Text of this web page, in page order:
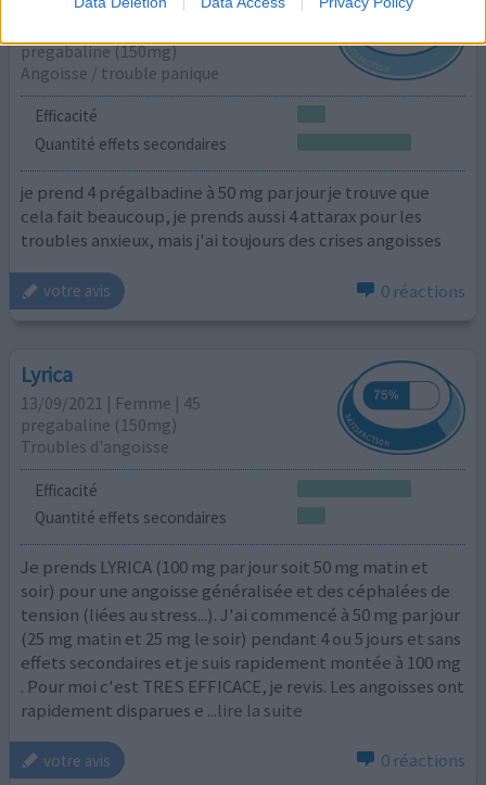
pregabaline (150mg)
Angoisse / trouble panique
Efficacité
Quantité effets secondaires
je prend 4 prégalbadine à 50 mg par jour je trouve que
cela fait beaucoup, je prends aussi 4 attarax pour les
troubles anxieux, mais j'ai toujours des crises angoisses
votre avis 0 réactions
Lyrica
13/09/2021 | Femme | 45
pregabaline (150mg)
Troubles d'angoisse
Efficacité
Quantité effets secondaires
Je prends LYRICA (100 mg par jour soit 50 mg matin et
soir) pour une angoisse généralisée et des céphalées de
tension (liées au stress...). J'ai commencé à 50 mg par jour
(25 mg matin et 25 mg le soir) pendant 4 ou 5 jours et sans
effets secondaires et je suis rapidement montée à 100 mg
. Pour moi c'est TRES EFFICACE, je revis. Les angoisses ont
rapidement disparues e ...lire la suite
votre avis 0 réactions